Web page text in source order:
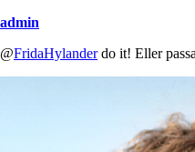
admin
@FridaHylanderdo it! Eller